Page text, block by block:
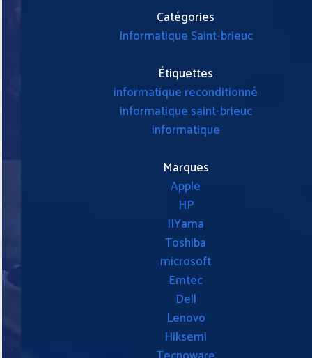
Catégories
Informatique Saint-brieuc
Étiquettes
informatique reconditionné
informatique saint-brieuc
informatique
Marques
Apple
HP
IIYama
Toshiba
microsoft
Emtec
Dell
Lenovo
Hiksemi